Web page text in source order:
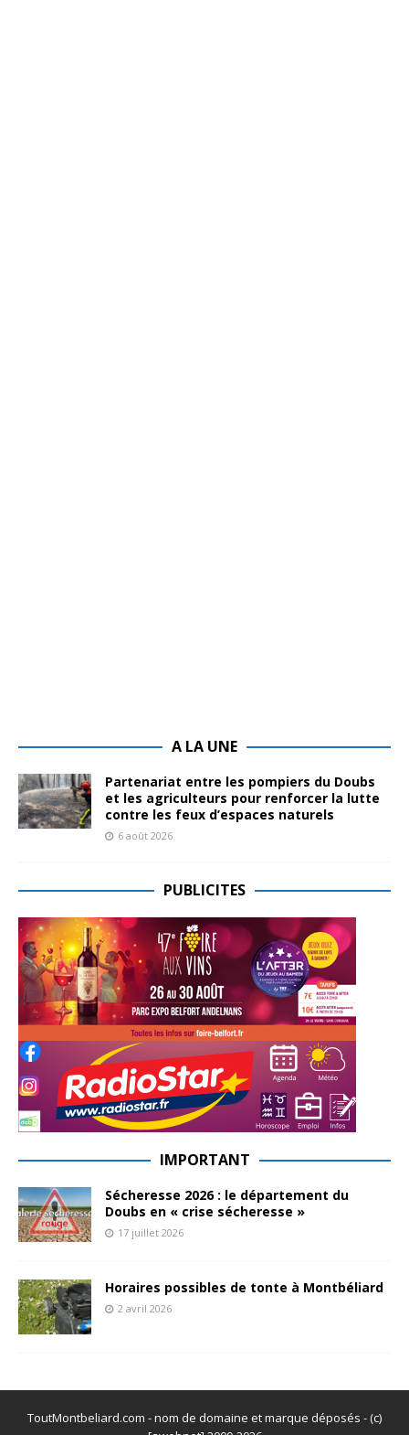
A LA UNE
Partenariat entre les pompiers du Doubs
et les agriculteurs pour renforcer la lutte
contre les feux d’espaces naturels
6 août 2026
PUBLICITES
IMPORTANT
Sécheresse 2026 : le département du
Doubs en « crise sécheresse »
17 juillet 2026
Horaires possibles de tonte à Montbéliard
2 avril 2026
ToutMontbeliard.com - nom de domaine et marque déposés - (c)